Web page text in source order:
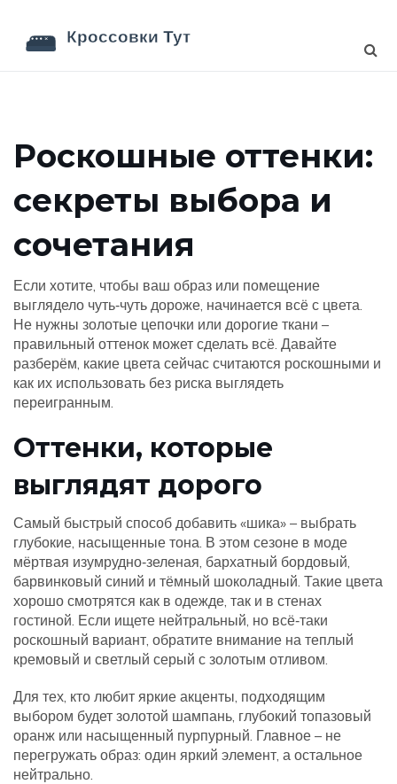
Роскошные оттенки:
секреты выбора и
сочетания
Если хотите, чтобы ваш образ или помещение
выглядело чуть‑чуть дороже, начинается всё с цвета.
Не нужны золотые цепочки или дорогие ткани –
правильный оттенок может сделать всё. Давайте
разберём, какие цвета сейчас считаются роскошными и
как их использовать без риска выглядеть
переигранным.
Оттенки, которые
выглядят дорого
Самый быстрый способ добавить «шика» – выбрать
глубокие, насыщенные тона. В этом сезоне в моде
мёртвая изумрудно‑зеленая, бархатный бордовый,
барвинковый синий и тёмный шоколадный. Такие цвета
хорошо смотрятся как в одежде, так и в стенах
гостиной. Если ищете нейтральный, но всё‑таки
роскошный вариант, обратите внимание на теплый
кремовый и светлый серый с золотым отливом.
Для тех, кто любит яркие акценты, подходящим
выбором будет золотой шампань, глубокий топазовый
оранж или насыщенный пурпурный. Главное – не
перегружать образ: один яркий элемент, а остальное
нейтрально.